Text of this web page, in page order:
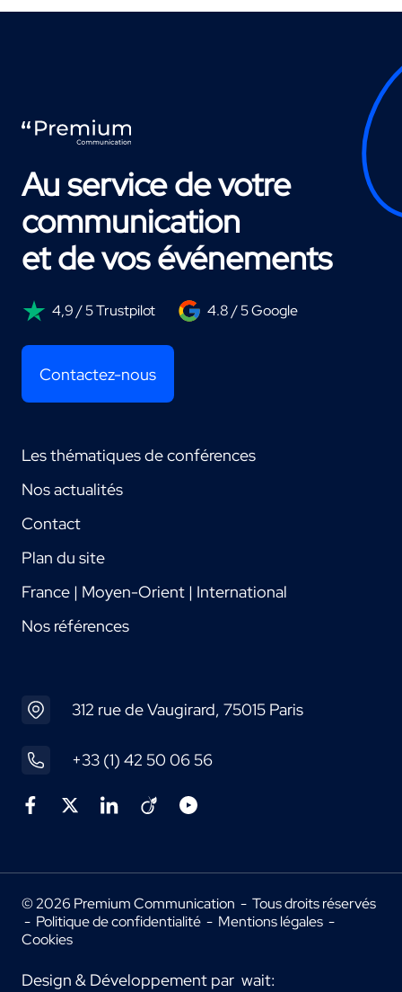
Au service de votre
communication
et de vos événements
4,9 / 5 Trustpilot 4.8 / 5 Google
Contactez-nous
Les thématiques de conférences
Nos actualités
Contact
Plan du site
France | Moyen-Orient | International
Nos références
312 rue de Vaugirard, 75015 Paris
+33 (1) 42 50 06 56
© 2026 Premium Communication - Tous droits réservés
- Politique de confidentialité - Mentions légales -
Cookies
Design & Développement par wait: